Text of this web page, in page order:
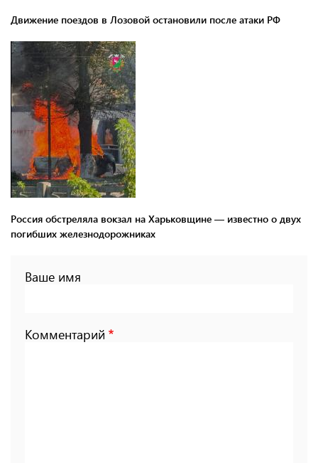
Движение поездов в Лозовой остановили после атаки РФ
Россия обстреляла вокзал на Харьковщине — известно о двух
погибших железнодорожниках
Ваше имя
Комментарий